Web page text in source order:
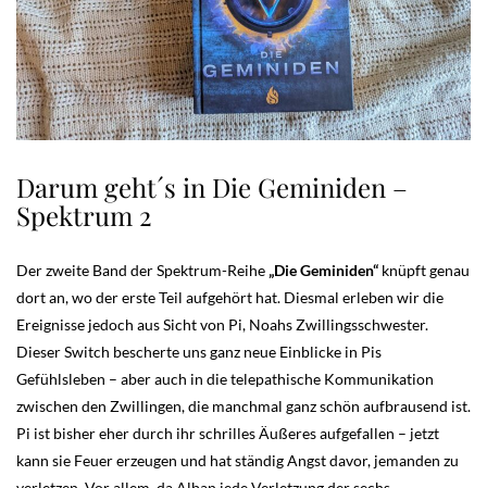
Darum geht´s in Die Geminiden –
Spektrum 2
Der zweite Band der Spektrum-Reihe „Die Geminiden“ knüpft genau
dort an, wo der erste Teil aufgehört hat. Diesmal erleben wir die
Ereignisse jedoch aus Sicht von Pi, Noahs Zwillingsschwester.
Dieser Switch bescherte uns ganz neue Einblicke in Pis
Gefühlsleben – aber auch in die telepathische Kommunikation
zwischen den Zwillingen, die manchmal ganz schön aufbrausend ist.
Pi ist bisher eher durch ihr schrilles Äußeres aufgefallen – jetzt
kann sie Feuer erzeugen und hat ständig Angst davor, jemanden zu